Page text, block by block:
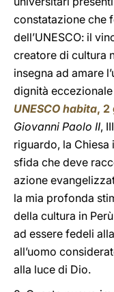
constatazione che
dell’UNESCO: il
creatore di cultura
insegna ad amare
dignità
UNESCO habita, 2
Giovanni Paolo II,
riguardo, la Chiesa
sfida che deve
azione
la mia profonda
della cultura in
ad essere fedeli
all’uomo
alla luce di Dio.